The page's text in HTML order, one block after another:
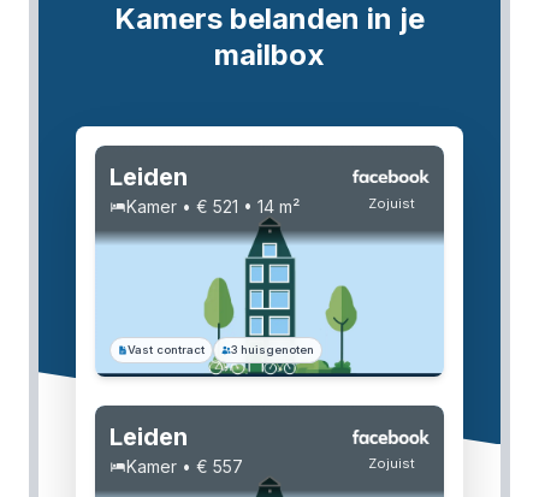
Kamers belanden in je
mailbox
Zojuist
Leiden
Kamer • € 521 • 14 m²
Vast contract 3 huisgenoten
Zojuist
Leiden
Kamer • € 557